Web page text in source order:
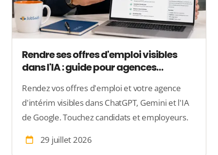
Rendre ses offres d'emploi visibles
dans l'IA : guide pour agences
Rendez vos offres d'emploi et votre agence
d'intérim visibles dans ChatGPT, Gemini et l'IA
de Google. Touchez candidats et employeurs.
29 juillet 2026